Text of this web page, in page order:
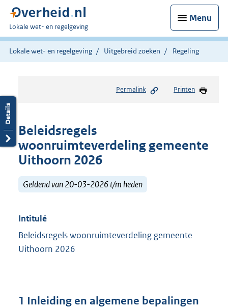
Menu
U
bent
hier:
Lokale wet- en regelgeving
Lokale wet- en regelgeving Uitgebreid zoeken Regeling
Permalink Printen
Beleidsregels
woonruimteverdeling gemeente
Uithoorn 2026
Geldend van 20-03-2026 t/m heden
Intitulé
Beleidsregels woonruimteverdeling gemeente
Uithoorn 2026
1 Inleiding en algemene bepalingen